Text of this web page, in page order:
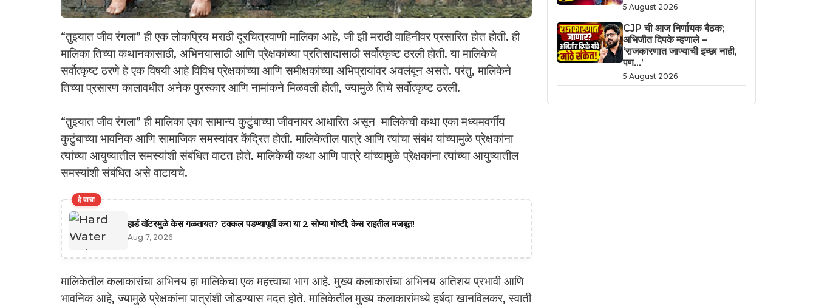
“तुझ्यात जीव रंगला” ही एक लोकप्रिय मराठी दूरचित्रवाणी मालिका आहे, जी झी मराठी वाहिनीवर प्रसारित होत होती. ही
मालिका तिच्या कथानकासाठी, अभिनयासाठी आणि प्रेक्षकांच्या प्रतिसादासाठी सर्वोत्कृष्ट ठरली होती. या मालिकेचे
सर्वोत्कृष्ट ठरणे हे एक विषयी आहे विविध प्रेक्षकांच्या आणि समीक्षकांच्या अभिप्रायांवर अवलंबून असते. परंतु, मालिकेने
तिच्या प्रसारण कालावधीत अनेक पुरस्कार आणि नामांकने मिळवली होती, ज्यामुळे तिचे सर्वोत्कृष्ट ठरली.
“तुझ्यात जीव रंगला” ही मालिका एका सामान्य कुटुंबाच्या जीवनावर आधारित असून मालिकेची कथा एका मध्यमवर्गीय
कुटुंबाच्या भावनिक आणि सामाजिक समस्यांवर केंद्रित होती. मालिकेतील पात्रे आणि त्यांचा संबंध यांच्यामुळे प्रेक्षकांना
त्यांच्या आयुष्यातील समस्यांशी संबंधित वाटत होते. मालिकेची कथा आणि पात्रे यांच्यामुळे प्रेक्षकांना त्यांच्या आयुष्यातील
समस्यांशी संबंधित असे वाटायचे.
हे वाचा
हार्ड वॉटरमुळे केस गळतायत? टक्कल पडण्यापूर्वी करा या 2 सोप्या गोष्टी; केस राहतील मजबूत!
Aug 7, 2026
मालिकेतील कलाकारांचा अभिनय हा मालिकेचा एक महत्त्वाचा भाग आहे. मुख्य कलाकारांचा अभिनय अतिशय प्रभावी आणि
भावनिक आहे, ज्यामुळे प्रेक्षकांना पात्रांशी जोडण्यास मदत होते. मालिकेतील मुख्य कलाकारांमध्ये हर्षदा खानविलकर, स्वाती
5 August 2026
CJP ची आज निर्णायक बैठक;
अभिजीत दिपके म्हणाले –
‘राजकारणात जाण्याची इच्छा नाही,
पण…’
5 August 2026